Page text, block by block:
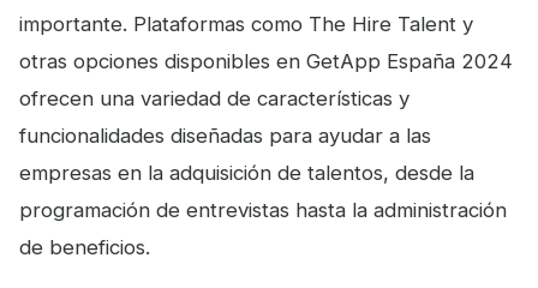
importante. Plataformas como The Hire Talent y
otras opciones disponibles en GetApp España 2024
ofrecen una variedad de características y
funcionalidades diseñadas para ayudar a las
empresas en la adquisición de talentos, desde la
programación de entrevistas hasta la administración
de beneficios.